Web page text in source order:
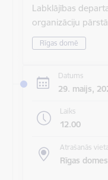
Labklājības
organizāciju
Rīgas domē
Datums
29. maijs,
Laiks
12.00
Atrašanās vieta
Rīgas